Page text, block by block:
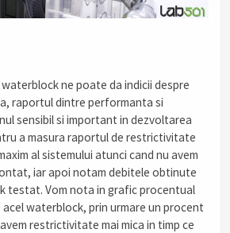
ne poate da indicii despre
raportul dintre performanta si
sensibil si important in dezvoltarea
a masura raportul de restrictivitate
al sistemului atunci cand nu avem
iar apoi notam debitele obtinute
testat. Vom nota in grafic procentual
waterblock, prin urmare un procent
restrictivitate mai mica in timp ce